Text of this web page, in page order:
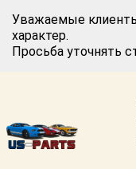
Уважаемые
характер.
Просьба уточнять
Авторизация
американских
автомобилей